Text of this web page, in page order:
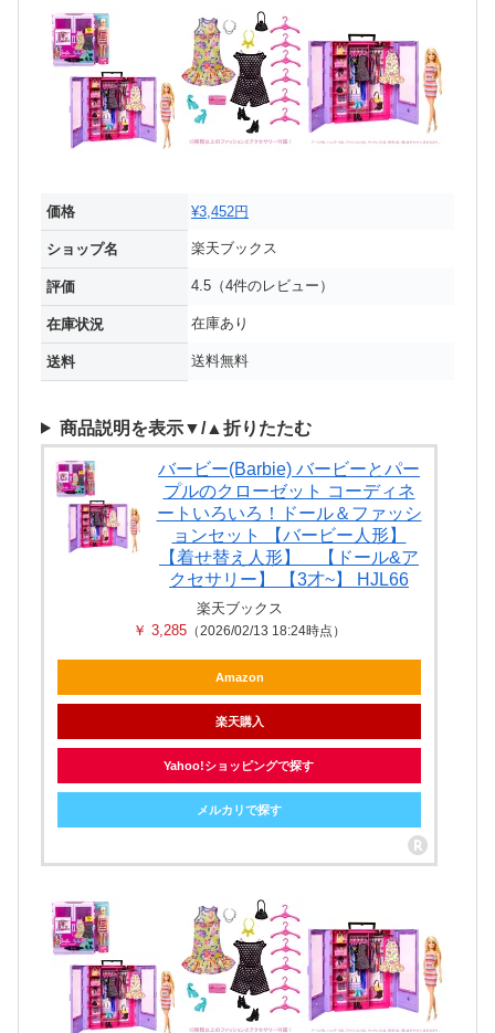
価格 ¥3,452円
ショップ名 楽天ブックス
評価 4.5（4件のレビュー）
在庫状況 在庫あり
送料 送料無料
商品説明を表示▼/▲折りたたむ
バービー(Barbie) バービーとパー
プルのクローゼット コーディネ
ートいろいろ！ドール＆ファッシ
ョンセット 【バービー人形】
【着せ替え人形】 【ドール&ア
クセサリー】 【3才~】 HJL66
楽天ブックス
￥ 3,285 （2026/02/13 18:24時点）
Amazon
楽天購入
Yahoo!ショッピングで探す
メルカリで探す